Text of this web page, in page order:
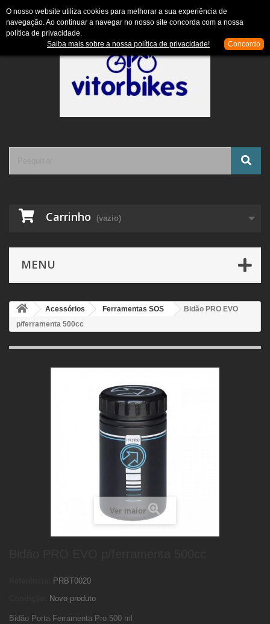
Contacte-nos
Carrinho (vazio)
MENU
Acessórios Ferramentas SOS
Bidão PRO EVO
p/ferramenta 500cc
Ver maior
PRBT0020
Novo produto
Bidão Porta Ferramenta Pro 500 ml
O nosso website utiliza cookies para melhorar a sua experiência de
navegação. Ao continuar a navegar no nosso site concorda com a nossa
política de privacidade.
Saiba mais sobre a nossa política de privacidade!
Concordo